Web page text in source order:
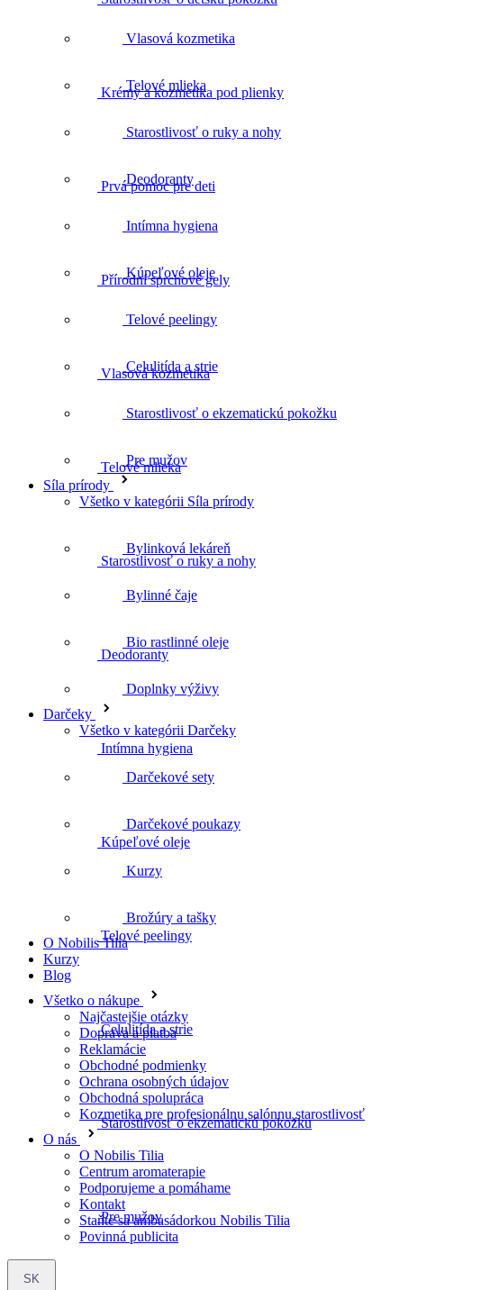
Starostlivosť o ruky a nohy
Celulitída a strie
Starostlivosť o ekzematickú pokožku
Bylinková lekáreň
Vlasová kozmetika
Telové mlieka
Starostlivosť o ruky a nohy
Deodoranty
Intímna hygiena
Kúpeľové oleje
Telové peelingy
Celulitída a strie
Starostlivosť o ekzematickú pokožku
Pre mužov
Síla prírody
Všetko v kategórii Síla prírody
Bylinková lekáreň
Bylinné čaje
Bio rastlinné oleje
Doplnky výživy
Darčeky
Všetko v kategórii Darčeky
Darčekové sety
Darčekové poukazy
Kurzy
Brožúry a tašky
O Nobilis Tilia
Kurzy
Blog
Všetko o nákupe
Najčastejšie otázky
Doprava a platba
Reklamácie
Obchodné podmienky
Ochrana osobných údajov
Obchodná spolupráca
Kozmetika pre profesionálnu salónnu starostlivosť
O nás
O Nobilis Tilia
Centrum aromaterapie
Podporujeme a pomáhame
Kontakt
Staňte sa ambasádorkou Nobilis Tilia
Povinná publicita
SK